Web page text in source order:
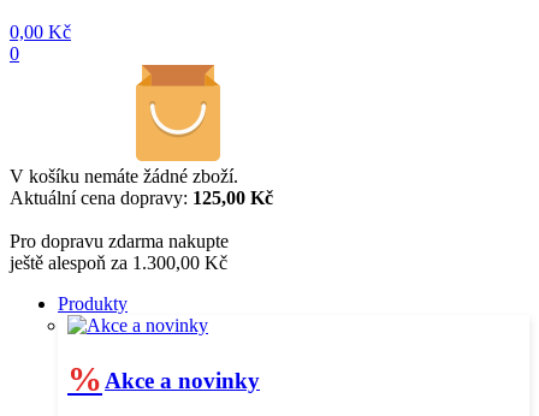
0,00 Kč
0
V košíku nemáte žádné zboží.
Aktuální cena dopravy: 125,00 Kč
Pro dopravu zdarma nakupte
ještě alespoň za 1.300,00 Kč
Produkty
% Akce a novinky